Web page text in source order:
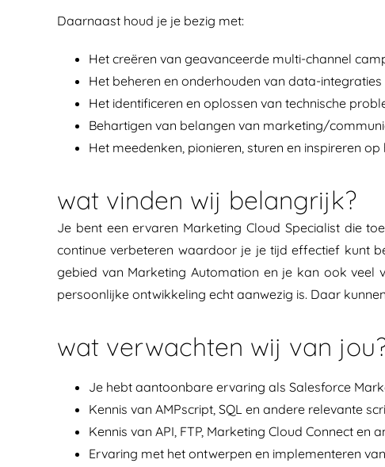
Daarnaast houd je je bezig met:
Het creëren van geavanceerde multi-channel
Het beheren en onderhouden van data-
Het identificeren en oplossen van technische
Behartigen van belangen van marketing/
Het meedenken, pionieren, sturen en inspireren
wat vinden wij belangrijk?
Je bent een ervaren Marketing Cloud Specialist die
continue verbeteren waardoor je je tijd effectief kunt
gebied van Marketing Automation en je kan ook
persoonlijke ontwikkeling echt aanwezig is. Daar
wat verwachten wij van
Je hebt aantoonbare ervaring als Salesforce
Kennis van AMPscript, SQL en andere relevante
Kennis van API, FTP, Marketing Cloud Connect en
Ervaring met het ontwerpen en implementeren